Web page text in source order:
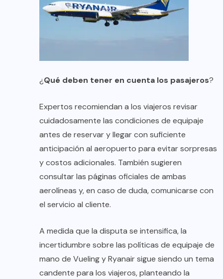
¿Qué deben tener en cuenta los pasajeros?
Expertos recomiendan a los viajeros revisar
cuidadosamente las condiciones de equipaje
antes de reservar y llegar con suficiente
anticipación al aeropuerto para evitar sorpresas
y costos adicionales. También sugieren
consultar las páginas oficiales de ambas
aerolíneas y, en caso de duda, comunicarse con
el servicio al cliente.
A medida que la disputa se intensifica, la
incertidumbre sobre las políticas de equipaje de
mano de Vueling y Ryanair sigue siendo un tema
candente para los viajeros, planteando la